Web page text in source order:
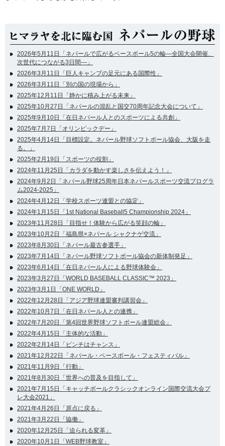
2026年5月11日「ネパールで広がるベースボール5の輪―全国大会開催、
次世代につながる3日間―」
2026年3月11日「巨人キャンプの足元にある国際性」
2026年3月11日「別の国の現場から」
2025年12月11日「静かに積み上がる未来」
2025年10月27日「ネパールの混乱と国交70周年記念大会について」
2025年9月10日「在日ネパール人とのスポーツによる共創」
2025年7月7日「オリンピックデー」
2025年4月14日「目標設定。ネパール野球ソフトボール協会、大阪を走
る。」
2025年2月19日「スポーツの役割」
2024年11月25日「カラダを動かす楽しさを伝えよう！」
2024年9月2日「ネパール野球25周年日本ネパールスポーツ交流プログラ
ム2024-2025」
2024年4月12日「学校スポーツ連盟との協定」
2024年1月15日「1st National Baseball5 Championship 2024」
2023年11月28日「目指せ！体験から広がる笑顔の輪」
2023年10月2日「福島県×ネパール シャクナゲ交流」
2023年8月30日「ネパール最古参選手」
2023年7月14日「ネパール野球ソフトボール協会の新体制発足」
2023年6月14日「在日ネパール人による野球体験会」
2023年3月27日「WORLD BASEBALL CLASSIC™ 2023」
2023年3月1日「ONE WORLD」
2022年12月28日「アジア野球連盟審判講習会」
2022年10月7日「在日ネパール人との連携」
2022年7月20日「第4回世界野球ソフトボール連盟総会」
2022年4月15日「主体的な活動」
2022年2月14日「ピンチはチャンス」
2021年12月22日「ネパール・ベースボール・フェスティバル」
2021年11月9日「行動」
2021年8月30日「世界への普及を目指して」
2021年7月15日「キャッチボールクラシックオンライン国際交流大会プ
レ大会2021」
2021年4月26日「原点に戻る」
2021年3月22日「協働」
2020年12月25日「迫られる変革」
2020年10月1日「WEB野球教室」